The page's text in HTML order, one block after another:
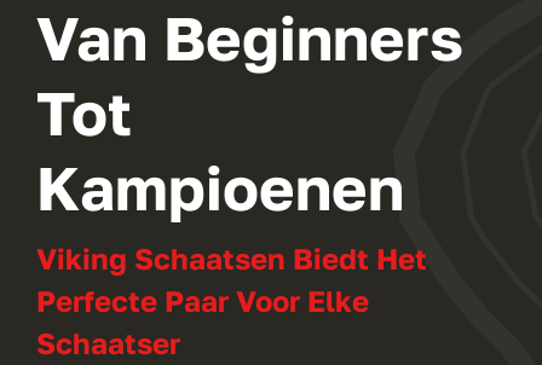
Van Beginners
Tot
Kampioenen
Viking Schaatsen Biedt Het
Perfecte Paar Voor Elke
Schaatser